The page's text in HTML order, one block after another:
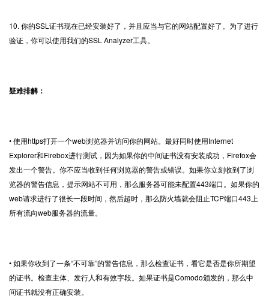
10. 你的SSL证书现在已经安装好了，并且应当与它的网站配置好了。为了进行
验证，你可以使用我们的SSL Analyzer工具。
疑难排解：
• 使用https打开一个web浏览器并访问你的网站。最好同时使用Internet
Explorer和Firebox进行测试，因为如果你的中间证书没有安装成功，Firefox会
发出一个警告。你不应当收到任何浏览器的警告或错误。如果你立刻收到了浏
览器的警告信息，提示网站不可用，那么服务器可能未配置443端口。如果你的
web请求进行了很长一段时间，然后超时，那么防火墙就会阻止TCP端口443上
所有流向web服务器的流量。
• 如果你收到了一条“不可靠”的警告信息，那么检查证书，看它是否是你所期望
的证书。检查主体、发行人和有效字段。如果证书是Comodo颁发的，那么中
间证书就没有正确安装。